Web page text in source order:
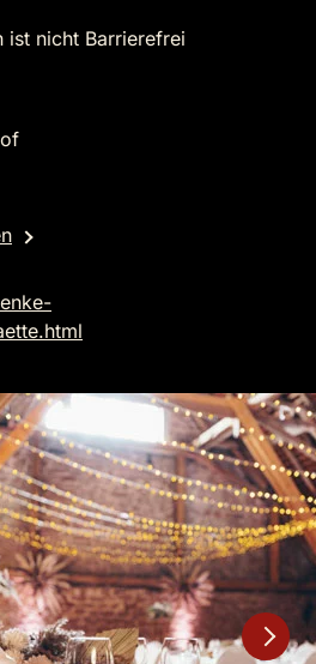
ist nicht Barrierefrei